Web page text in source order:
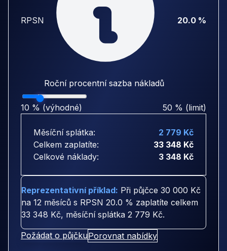
RPSN
Roční procentní sazba nákladů
20.0 %
10 % (výhodné) 50 % (limit)
Měsíční splátka:
2 779 Kč
Celkem zaplatíte:
33 348 Kč
Celkové náklady:
3 348 Kč
Reprezentativní příklad: Při půjčce 30 000 Kč
na 12 měsíců s RPSN 20.0 % zaplatíte celkem
33 348 Kč, měsíční splátka 2 779 Kč.
Požádat o půjčkuPorovnat nabídky